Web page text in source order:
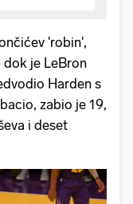
'robin',
dok je LeBron
Harden s
zabio je 19,
i deset